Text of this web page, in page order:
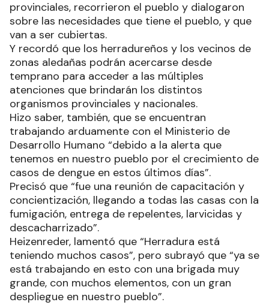
provinciales, recorrieron el pueblo y dialogaron
sobre las necesidades que tiene el pueblo, y que
van a ser cubiertas.
Y recordó que los herradureños y los vecinos de
zonas aledañas podrán acercarse desde
temprano para acceder a las múltiples
atenciones que brindarán los distintos
organismos provinciales y nacionales.
Hizo saber, también, que se encuentran
trabajando arduamente con el Ministerio de
Desarrollo Humano “debido a la alerta que
tenemos en nuestro pueblo por el crecimiento de
casos de dengue en estos últimos días”.
Precisó que “fue una reunión de capacitación y
concientización, llegando a todas las casas con la
fumigación, entrega de repelentes, larvicidas y
descacharrizado”.
Heizenreder, lamentó que “Herradura está
teniendo muchos casos”, pero subrayó que “ya se
está trabajando en esto con una brigada muy
grande, con muchos elementos, con un gran
despliegue en nuestro pueblo”.